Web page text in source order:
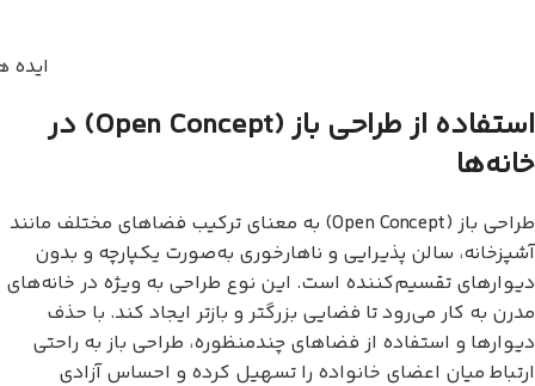
ایده
استفاده از طراحی باز (Open Concept) در
خانه‌ها
طراحی باز (Open Concept) به معنای ترکیب فضاهای مختلف مانند
آشپزخانه، سالن پذیرایی و ناهارخوری به‌صورت یکپارچه و بدون
دیوارهای تقسیم‌کننده است. این نوع طراحی به ویژه در خانه‌های
مدرن به کار می‌رود تا فضایی بزرگتر و بازتر ایجاد کند. با حذف
دیوارها و استفاده از فضاهای چندمنظوره، طراحی باز به راحتی
ارتباط میان اعضای خانواده را تسهیل کرده و احساس آزادی